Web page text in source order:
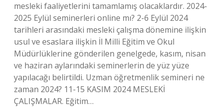
mesleki faaliyetlerini tamamlamış olacaklardır. 2024-
2025 Eylül seminerleri online mı? 2-6 Eylül 2024
tarihleri ​​arasındaki mesleki çalışma dönemine ilişkin
usul ve esaslara ilişkin İl Milli Eğitim ve Okul
Müdürlüklerine gönderilen genelgede, kasım, nisan
ve haziran aylarındaki seminerlerin de yüz yüze
yapılacağı belirtildi. Uzman öğretmenlik semineri ne
zaman 2024? 11-15 KASIM 2024 MESLEKİ
ÇALIŞMALAR. Eğitim…